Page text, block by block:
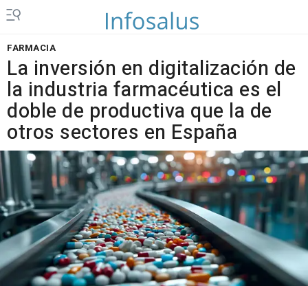
FARMACIA
La inversión en digitalización de
la industria farmacéutica es el
doble de productiva que la de
otros sectores en España